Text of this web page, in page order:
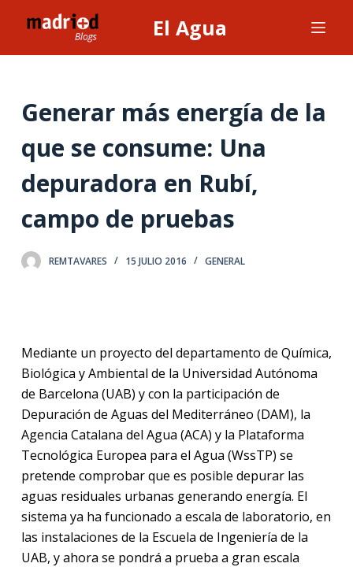
l
n
e
o
El Agua
Generar más energía de la
que se consume: Una
depuradora en Rubí,
campo de pruebas
REMTAVARES 15 JULIO 2016 GENERAL
Mediante un proyecto del departamento de Química,
Biológica y Ambiental de la Universidad Autónoma
de Barcelona (UAB) y con la participación de
Depuración de Aguas del Mediterráneo (DAM), la
Agencia Catalana del Agua (ACA) y la Plataforma
Tecnológica Europea para el Agua (WssTP) se
pretende comprobar que es posible depurar las
aguas residuales urbanas generando energía. El
sistema ya ha funcionado a escala de laboratorio, en
las instalaciones de la Escuela de Ingeniería de la
UAB, y ahora se pondrá a prueba a gran escala